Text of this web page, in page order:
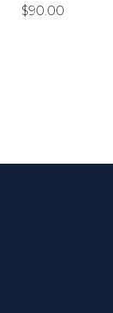
$90.00